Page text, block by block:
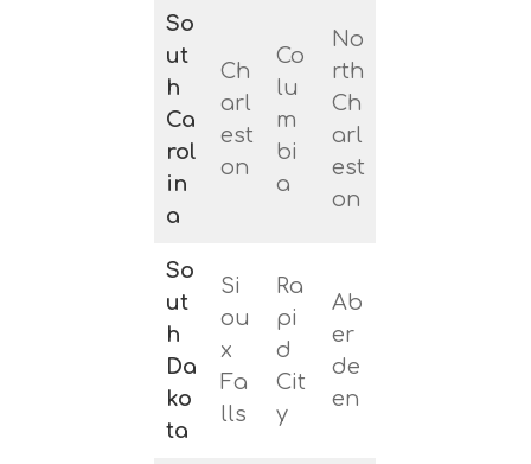
So
ut
h
Ca
rol
in
a
Ch
arl
est
on
Co
lu
m
bi
a
No
rth
Ch
arl
est
on
So
ut
h
Da
ko
ta
Si
ou
x
Fa
lls
Ra
pi
d
Cit
y
Ab
er
de
en